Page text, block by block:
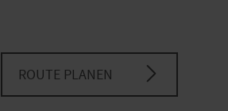
ROUTE PLANEN